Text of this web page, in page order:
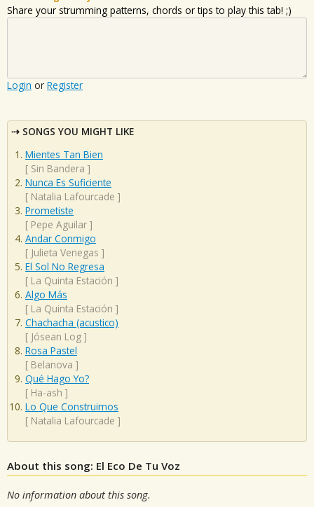
Share your strumming patterns, chords or tips to play this tab! ;)
Login or Register
SONGS YOU MIGHT LIKE
Mientes Tan Bien
[ Sin Bandera ]
Nunca Es Suficiente
[ Natalia Lafourcade ]
Prometiste
[ Pepe Aguilar ]
Andar Conmigo
[ Julieta Venegas ]
El Sol No Regresa
[ La Quinta Estación ]
Algo Más
[ La Quinta Estación ]
Chachacha (acustico)
[ Jósean Log ]
Rosa Pastel
[ Belanova ]
Qué Hago Yo?
[ Ha-ash ]
Lo Que Construimos
[ Natalia Lafourcade ]
About this song: El Eco De Tu Voz
No information about this song.